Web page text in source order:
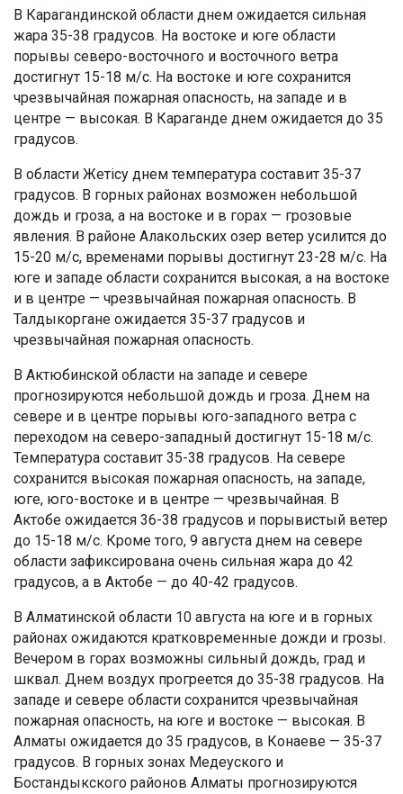
В Карагандинской области днем ожидается сильная
жара 35-38 градусов. На востоке и юге области
порывы северо-восточного и восточного ветра
достигнут 15-18 м/с. На востоке и юге сохранится
чрезвычайная пожарная опасность, на западе и в
центре — высокая. В Караганде днем ожидается до 35
градусов.
В области Жетісу днем температура составит 35-37
градусов. В горных районах возможен небольшой
дождь и гроза, а на востоке и в горах — грозовые
явления. В районе Алакольских озер ветер усилится до
15-20 м/с, временами порывы достигнут 23-28 м/с. На
юге и западе области сохранится высокая, а на востоке
и в центре — чрезвычайная пожарная опасность. В
Талдыкоргане ожидается 35-37 градусов и
чрезвычайная пожарная опасность.
В Актюбинской области на западе и севере
прогнозируются небольшой дождь и гроза. Днем на
севере и в центре порывы юго-западного ветра с
переходом на северо-западный достигнут 15-18 м/с.
Температура составит 35-38 градусов. На севере
сохранится высокая пожарная опасность, на западе,
юге, юго-востоке и в центре — чрезвычайная. В
Актобе ожидается 36-38 градусов и порывистый ветер
до 15-18 м/с. Кроме того, 9 августа днем на севере
области зафиксирована очень сильная жара до 42
градусов, а в Актобе — до 40-42 градусов.
В Алматинской области 10 августа на юге и в горных
районах ожидаются кратковременные дожди и грозы.
Вечером в горах возможны сильный дождь, град и
шквал. Днем воздух прогреется до 35-38 градусов. На
западе и севере области сохранится чрезвычайная
пожарная опасность, на юге и востоке — высокая. В
Алматы ожидается до 35 градусов, в Конаеве — 35-37
градусов. В горных зонах Медеуского и
Бостандыкского районов Алматы прогнозируются